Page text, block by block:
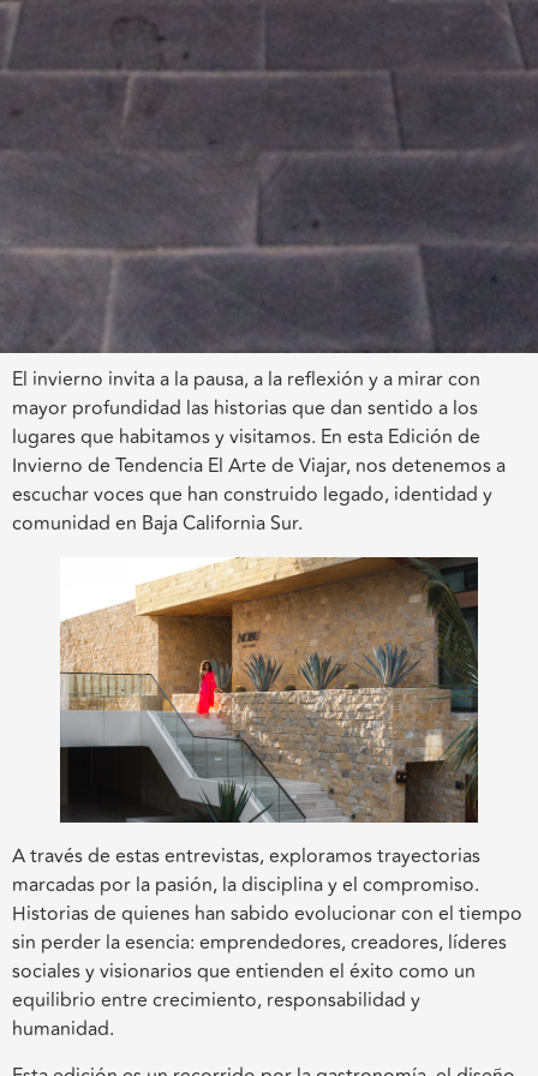
El invierno invita a la pausa, a la reflexión y a mirar con
mayor profundidad las historias que dan sentido a los
lugares que habitamos y visitamos. En esta Edición de
Invierno de Tendencia El Arte de Viajar, nos detenemos a
escuchar voces que han construido legado, identidad y
comunidad en Baja California Sur.
A través de estas entrevistas, exploramos trayectorias
marcadas por la pasión, la disciplina y el compromiso.
Historias de quienes han sabido evolucionar con el tiempo
sin perder la esencia: emprendedores, creadores, líderes
sociales y visionarios que entienden el éxito como un
equilibrio entre crecimiento, responsabilidad y
humanidad.